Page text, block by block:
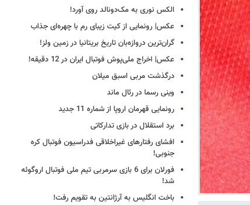
الکس نوری به مک‌دونالد روی آورد!
عکس| رونمایی از کیت زیبای رم با چهره‌ای جذاب
گران‌ترین دروازه‌بان تاریخ بریتانیا در زمین ولز!
عکس| اخراج ملی‌پوش فوتبال ایران در 12 دقیقه!
درگذشت مربی اسبق میلان
وینی رسما در رئال ماند
رونمایی قهرمان اروپا از شماره 11 جدید
برد استقلال در بازی تدارکاتی
افشای رفتارهای غیراخلاقی فدراسیون فوتبال کره
جنوبی!
فورلان برای 6 بازی سرمربی تیم ملی فوتبال اروگوئه
شد!
باخت انگلیس به آرژانتین به تقویم رفت!